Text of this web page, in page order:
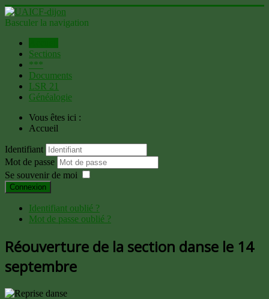
Basculer la navigation
Sections
***
Documents
LSR 21
Généalogie
Vous êtes ici :
Accueil
Identifiant
Mot de passe
Se souvenir de moi
Connexion
Identifiant oublié ?
Mot de passe oublié ?
Réouverture de la section danse le 14
septembre